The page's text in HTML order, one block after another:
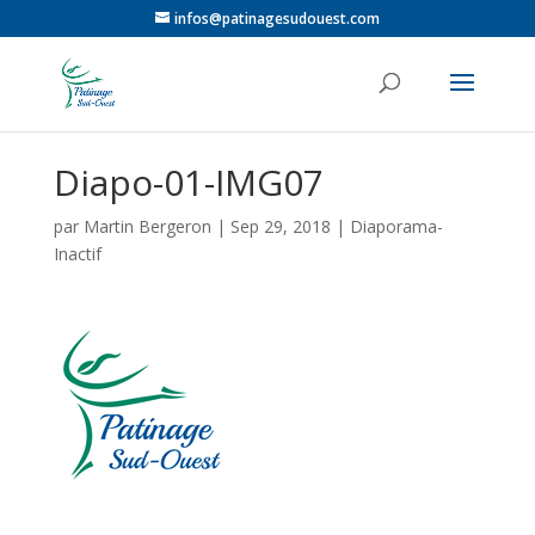
infos@patinagesudouest.com
Diapo-01-IMG07
par Martin Bergeron | Sep 29, 2018 | Diaporama-
Inactif